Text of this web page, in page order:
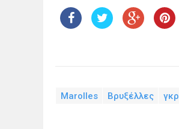
Marolles Βρυξέλλες